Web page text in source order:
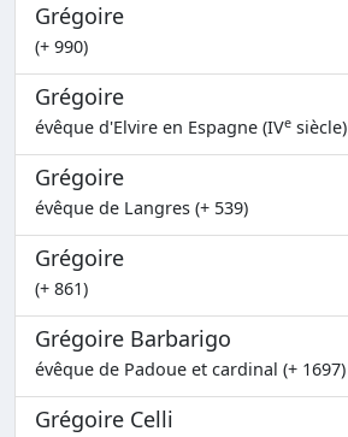
Grégoire
(+ 990)
Grégoire
évêque d'Elvire en Espagne (IVe siècle)
Grégoire
évêque de Langres (+ 539)
Grégoire
(+ 861)
Grégoire Barbarigo
évêque de Padoue et cardinal (+ 1697)
Grégoire Celli